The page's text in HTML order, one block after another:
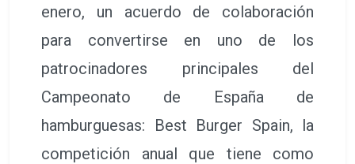
enero, un acuerdo de colaboración
para convertirse en uno de los
patrocinadores principales del
Campeonato de España de
hamburguesas: Best Burger Spain, la
competición anual que tiene como